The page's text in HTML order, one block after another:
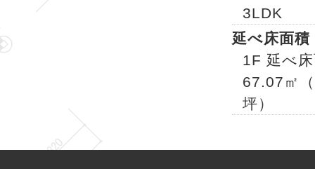
3LDK
延べ床面積
1F 延べ
67.07㎡
坪）